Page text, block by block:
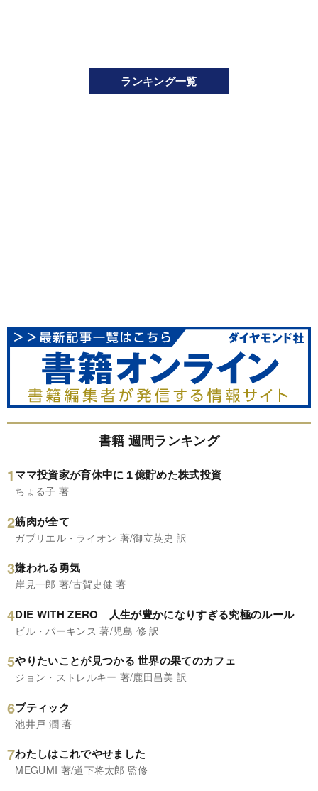
ランキング一覧
書籍 週間ランキング
ママ投資家が育休中に１億貯めた株式投資
ちょる子 著
筋肉が全て
ガブリエル・ライオン 著/御立英史 訳
嫌われる勇気
岸見一郎 著/古賀史健 著
DIE WITH ZERO 人生が豊かになりすぎる究極のルール
ビル・パーキンス 著/児島 修 訳
やりたいことが見つかる 世界の果てのカフェ
ジョン・ストレルキー 著/鹿田昌美 訳
ブティック
池井戸 潤 著
わたしはこれでやせました
MEGUMI 著/道下将太郎 監修